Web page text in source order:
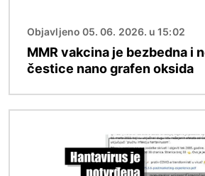
Objavljeno 05. 06. 2026. u 15:02
MMR vakcina je bezbedna i
čestice nano grafen oksida